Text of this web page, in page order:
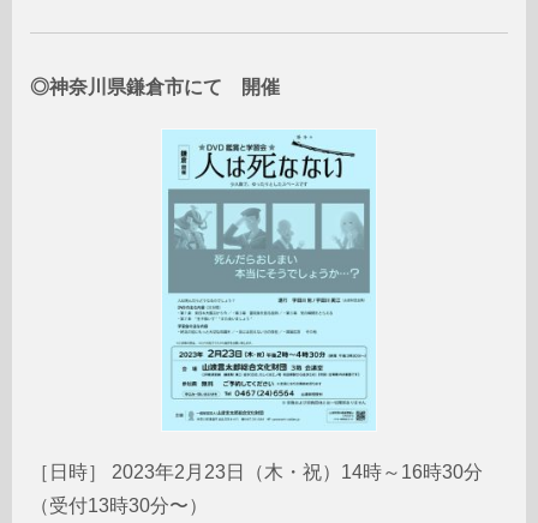
◎神奈川県鎌倉市にて 開催
［日時］ 2023年2月23日（木・祝）14時～16時30分
（受付13時30分〜）